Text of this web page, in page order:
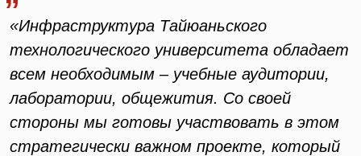
«Инфраструктура Тайюаньского
технологического университета обладает
всем необходимым – учебные аудитории,
лаборатории, общежития. Со своей
стороны мы готовы участвовать в этом
стратегически важном проекте, который